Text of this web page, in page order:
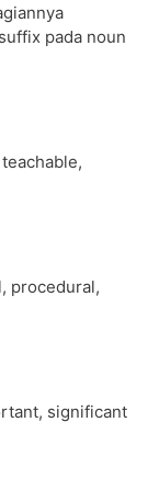
pada noun
procedural,
significant